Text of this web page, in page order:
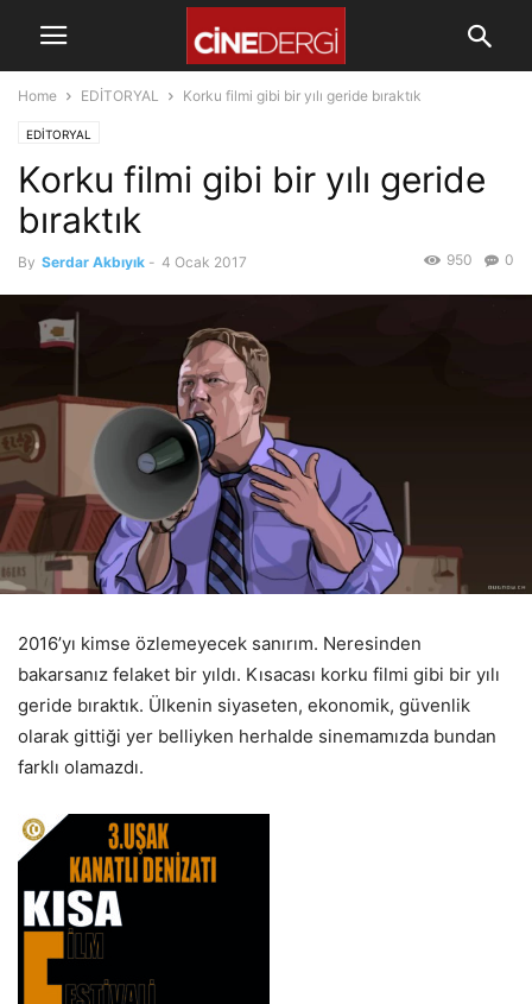
Home EDİTORYAL Korku filmi gibi bir yılı geride bıraktık
EDİTORYAL
Korku filmi gibi bir yılı geride
bıraktık
By Serdar Akbıyık - 4 Ocak 2017 0
950
2016’yı kimse özlemeyecek sanırım. Neresinden
bakarsanız felaket bir yıldı. Kısacası korku filmi gibi bir yılı
geride bıraktık. Ülkenin siyaseten, ekonomik, güvenlik
olarak gittiği yer belliyken herhalde sinemamızda bundan
farklı olamazdı.